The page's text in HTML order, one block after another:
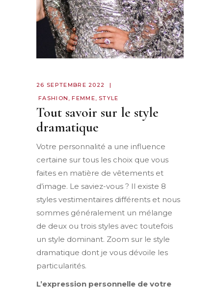
26 SEPTEMBRE 2022
FASHION ,FEMME, STYLE
Tout savoir sur le style
dramatique
Votre personnalité a une influence
certaine sur tous les choix que vous
faites en matière de vêtements et
d’image. Le saviez-vous ? Il existe 8
styles vestimentaires différents et nous
sommes généralement un mélange
de deux ou trois styles avec toutefois
un style dominant. Zoom sur le style
dramatique dont je vous dévoile les
particularités.
L’expression personnelle de votre